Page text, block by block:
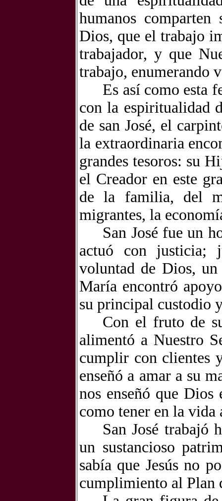
humanos
Dios, que el trabajo
trabajador, y que
trabajo, enumerando
Es así como esta
con la espiritualidad
de san José, el
la extraordinaria
grandes tesoros: su
el Creador en este
de la familia, del
migrantes, la
San José fue un
actuó con justicia;
voluntad de Dios,
María encontró
su principal custodio
Con el fruto de
alimentó a Nuestro
cumplir con clientes
enseñó a amar a su
nos enseñó que
como tener en la
San José trabajó
un sustancioso
sabía que Jesús no
cumplimiento al Plan